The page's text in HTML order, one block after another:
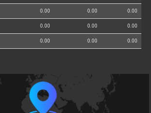
0.00 0.00 0.00
0.00 0.00 0.00
0.00 0.00 0.00